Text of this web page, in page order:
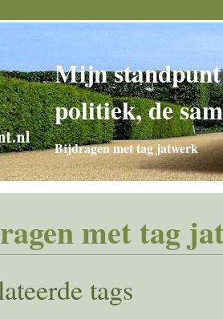
Mijn
politiek, de
Bijdragen met tag jatwerk
met tag
tags